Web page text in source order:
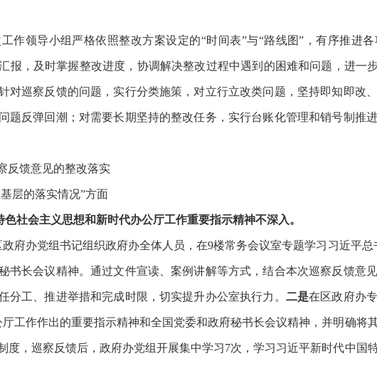
作领导小组严格依照整改方案设定的“时间表”与“路线图”，有序推进
报，及时掌握整改进度，协调解决整改过程中遇到的困难和问题，进一
对巡察反馈的问题，实行分类施策，对立行立改类问题，坚持即知即改
题反弹回潮；对需要长期坚持的整改任务，实行台账化管理和销号制推
反馈意见的整改落实
层的落实情况”方面
社会主义思想和新时代办公厅工作重要指示精神不深入。
政府办党组书记组织政府办全体人员 ，在9楼常务会议室专题学习习近平总
书长会议精神。通过文件宣读、案例讲解等方式，结合本次巡察反馈意
分工、推进举措和完成时限，切实提升办公室执行力。 二是在区政府办
工作作出的重要指示精神和全国党委和政府秘书长会议精神 ，并明确将
度，巡察反馈后，政府办党组开展集中学习7次，学习习近平新时代中国